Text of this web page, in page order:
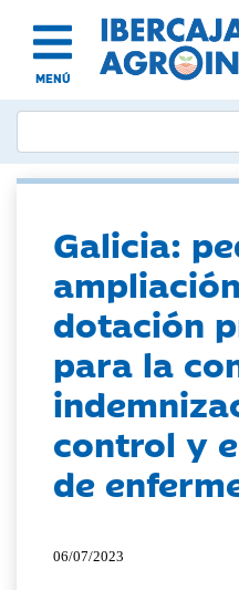
MENÚ
Galicia:
dotación
para la
control y
de
06/07/2023